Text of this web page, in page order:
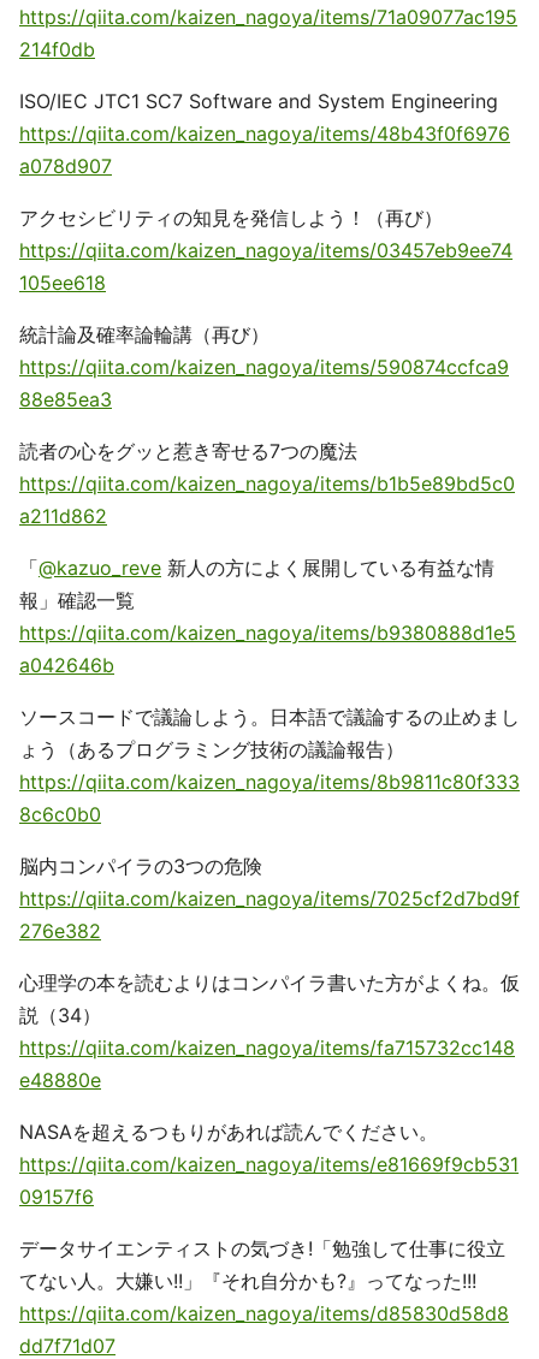
https://qiita.com/kaizen_nagoya/items/71a09077ac195
214f0db
ISO/IEC JTC1 SC7 Software and System Engineering
https://qiita.com/kaizen_nagoya/items/48b43f0f6976
a078d907
アクセシビリティの知見を発信しよう！（再び）
https://qiita.com/kaizen_nagoya/items/03457eb9ee74
105ee618
統計論及確率論輪講（再び）
https://qiita.com/kaizen_nagoya/items/590874ccfca9
88e85ea3
読者の心をグッと惹き寄せる7つの魔法
https://qiita.com/kaizen_nagoya/items/b1b5e89bd5c0
a211d862
「@kazuo_reve 新人の方によく展開している有益な情
報」確認一覧
https://qiita.com/kaizen_nagoya/items/b9380888d1e5
a042646b
ソースコードで議論しよう。日本語で議論するの止めまし
ょう（あるプログラミング技術の議論報告）
https://qiita.com/kaizen_nagoya/items/8b9811c80f333
8c6c0b0
脳内コンパイラの3つの危険
https://qiita.com/kaizen_nagoya/items/7025cf2d7bd9f
276e382
心理学の本を読むよりはコンパイラ書いた方がよくね。仮
説（34）
https://qiita.com/kaizen_nagoya/items/fa715732cc148
e48880e
NASAを超えるつもりがあれば読んでください。
https://qiita.com/kaizen_nagoya/items/e81669f9cb531
09157f6
データサイエンティストの気づき!「勉強して仕事に役立
てない人。大嫌い!!」『それ自分かも?』ってなった!!!
https://qiita.com/kaizen_nagoya/items/d85830d58d8
dd7f71d07